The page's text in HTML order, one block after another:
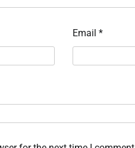
Email *